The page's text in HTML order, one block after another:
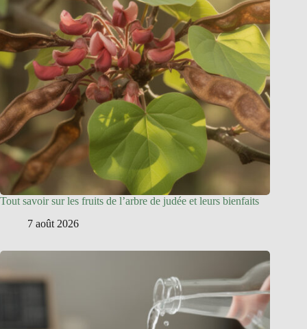
Tout savoir sur les fruits de l’arbre de judée et leurs bienfaits
7 août 2026